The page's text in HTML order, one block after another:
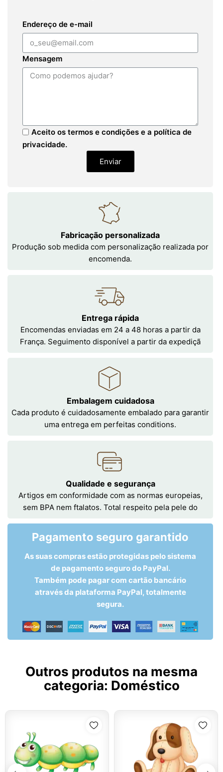
Endereço de e-mail
Mensagem
Aceito os termos e condições e a política de
privacidade.
Enviar
Fabricação personalizada
Produção sob medida com personalização realizada por
encomenda.
Entrega rápida
Encomendas enviadas em 24 a 48 horas a partir da
França. Seguimento disponível a partir da expediçã
Embalagem cuidadosa
Cada produto é cuidadosamente embalado para garantir
uma entrega em perfeitas conditions.
Qualidade e segurança
Artigos em conformidade com as normas europeias,
sem BPA nem ftalatos. Total respeito pela pele do
Pagamento seguro garantido
As suas compras estão protegidas pelo sistema
de pagamento seguro do PayPal.
Também pode pagar com cartão bancário
através da plataforma PayPal, totalmente
segura.
Outros produtos na mesma
categoria: Doméstico